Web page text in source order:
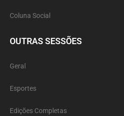
Coluna Social
OUTRAS SESSÕES
Geral
Esportes
Edições Completas